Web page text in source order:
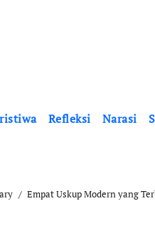
Refleksi Narasi
Empat Uskup Modern yang